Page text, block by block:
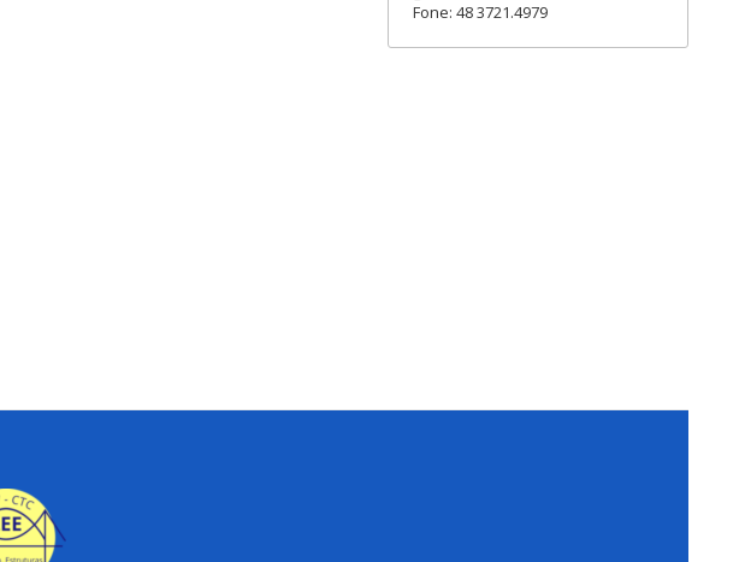
Fone: 48 3721.4979